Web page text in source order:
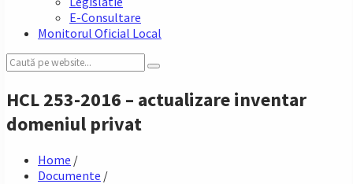
E-Consultare
Monitorul Oficial Local
Search:
HCL 253-2016 – actualizare inventar
domeniul privat
Home /
Documente /